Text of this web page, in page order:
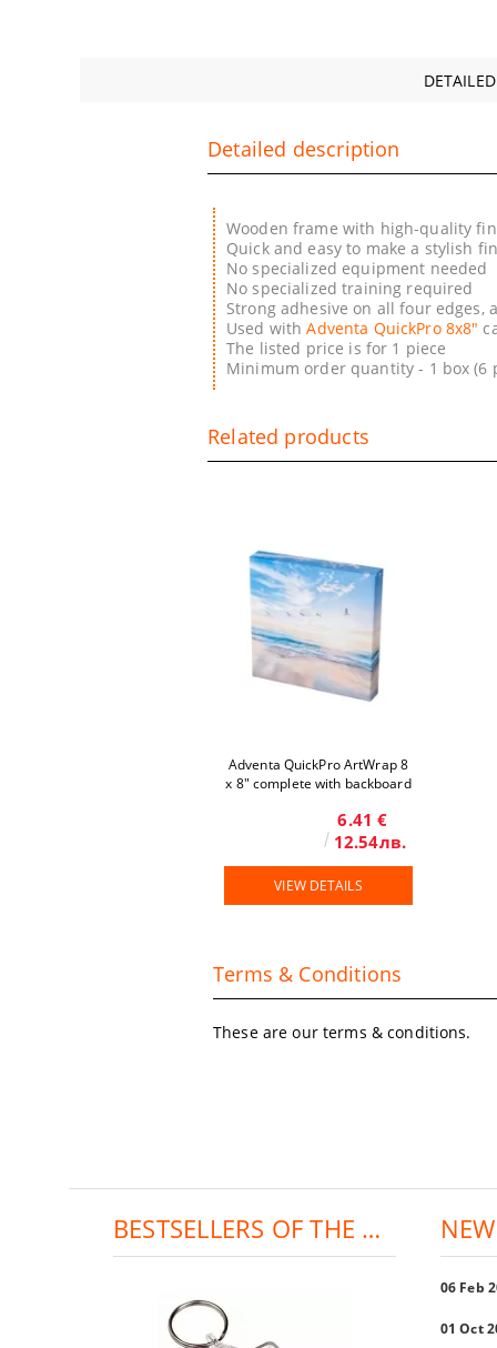
Detailed description
Wooden frame with high-quality
Quick and easy to make a stylish
No specialized equipment needed
No specialized training required
Strong adhesive on all four edges,
Used withAdventa QuickPro 8х8"
The listed price is for 1 piece
Minimum order quantity - 1 box (6
Related products
Adventa QuickPro ArtWrap 8
x 8" complete with backboard
6.41 €
12.54лв.
VIEW DETAILS
Terms & Conditions
These are our terms & conditions.
BESTSELLERS OF THE DAY:
06 Feb
01 Oct